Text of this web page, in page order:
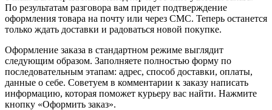
По результатам разговора вам придет подтверждение
оформления товара на почту или через СМС. Теперь останется
только ждать доставки и радоваться новой покупке.
Оформление заказа в стандартном режиме выглядит
следующим образом. Заполняете полностью форму по
последовательным этапам: адрес, способ доставки, оплаты,
данные о себе. Советуем в комментарии к заказу написать
информацию, которая поможет курьеру вас найти. Нажмите
кнопку «Оформить заказ».